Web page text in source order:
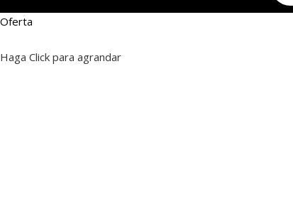
Oferta
Haga Click para agrandar